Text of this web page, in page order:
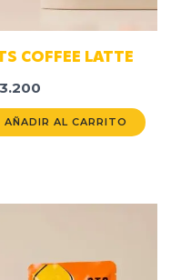
COFFEE LATTE
3.200
AÑADIR AL CARRITO